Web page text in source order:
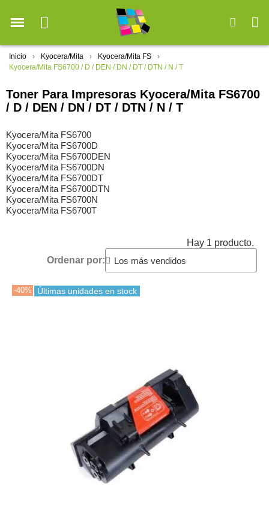
Inicio Kyocera/Mita
Kyocera/Mita FS
Kyocera/Mita FS6700 / D / DEN / DN / DT / DTN / N / T
Toner Para Impresoras Kyocera/Mita FS6700
/ D / DEN / DN / DT / DTN / N / T
Kyocera/Mita FS6700
Kyocera/Mita FS6700D
Kyocera/Mita FS6700DEN
Kyocera/Mita FS6700DN
Kyocera/Mita FS6700DT
Kyocera/Mita FS6700DTN
Kyocera/Mita FS6700N
Kyocera/Mita FS6700T
Hay 1 producto.
Ordenar por:
-40% Últimas unidades en stock